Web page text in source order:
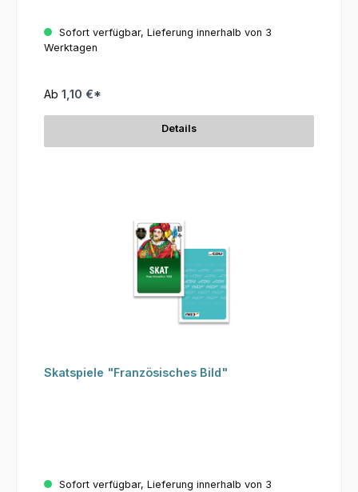
Sofort verfügbar, Lieferung innerhalb von 3
Werktagen
Ab 1,10 €*
Details
Skatspiele "Französisches Bild"
Sofort verfügbar, Lieferung innerhalb von 3